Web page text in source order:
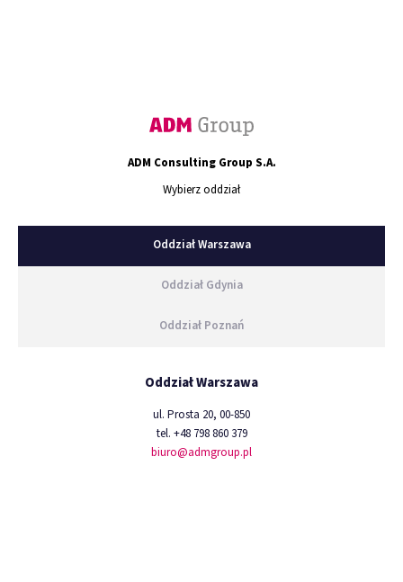
ADM Consulting Group S.A.
Wybierz oddział
Oddział Warszawa
Oddział Gdynia
Oddział Poznań
Oddział Warszawa
ul. Prosta 20, 00-850
tel. +48 798 860 379
biuro@admgroup.pl